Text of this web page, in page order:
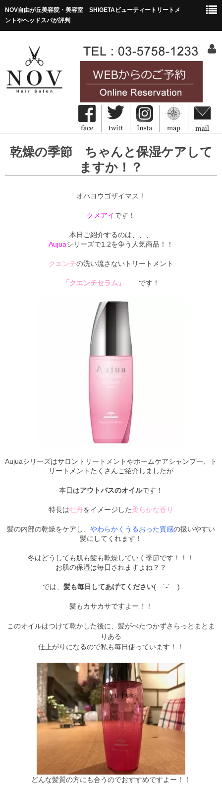
NOV自由が丘美容院・美容室 SHIGETAビューティートリートメ
ントやヘッドスパが評判
HOME
ホーム
オンラインショップ
乾燥の季節 ちゃんと保湿ケアして
ますか！？
オハヨウゴザイマス！
クメアイです！
本日ご紹介するのは、、、
Aujuaシリーズで1.2を争う人気商品！！
クエンチの洗い流さないトリートメント
「クエンチセラム」 です！
Aujuaシリーズはサロントリートメントやホームケアシャンプー、
ト
リートメントたくさんご紹介しましたが
本日はアウトバスのオイルです！
特長は牡丹をイメージした柔らかな香り
髪の内部の乾燥をケアし、 やわらかくうるおった質感の扱いやすい
髪にしてくれます！
冬はどうしても肌も髪も乾燥していく季節です！！！
お肌の保湿は毎日されますよね？？
では、 髪も毎日してあげてください( ˙-˙ )
髪もカサカサですよー！！
このオイルはつけて乾かした後に、髪がべたつかずさらっとまとま
りある
仕上がりになるので私も毎日使っています！！
どんな髪質の方にも合うのでおすすめですよー！！